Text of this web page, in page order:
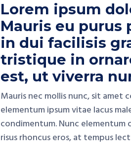
Lorem ipsum
Mauris eu purus
in dui facilisis
tristique in
est, ut viverra
Mauris nec mollis nunc, sit amet
elementum ipsum vitae lacus
condimentum. Nunc elementum
risus rhoncus eros, at tempus